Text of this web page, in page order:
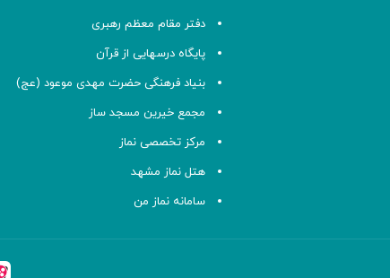
دفتر مقام معظم رهبری
پایگاه درسهایی از قرآن
بنیاد فرهنگی حضرت مهدی موعود (عج)
مجمع خیرین مسجد ساز
مرکز تخصصی نماز
هتل نماز مشهد
سامانه نماز من